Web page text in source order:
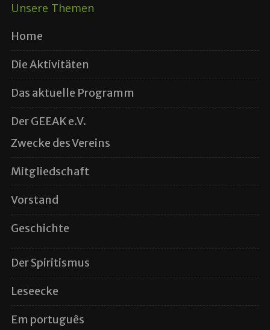
Unsere Themen
Home
Die Aktivitäten
Das aktuelle Programm
Der GEEAK e.V.
Zwecke des Vereins
Mitgliedschaft
Vorstand
Geschichte
Der Spiritismus
Leseecke
Em português